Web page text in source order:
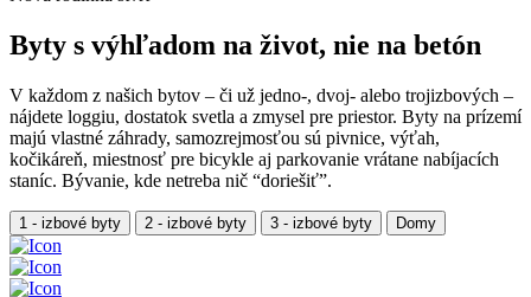
Byty s výhľadom na život, nie na betón
V každom z našich bytov – či už jedno-, dvoj- alebo trojizbových –
nájdete loggiu, dostatok svetla a zmysel pre priestor. Byty na prízemí
majú vlastné záhrady, samozrejmosťou sú pivnice, výťah,
kočikáreň, miestnosť pre bicykle aj parkovanie vrátane nabíjacích
staníc. Bývanie, kde netreba nič “doriešiť”.
1 - izbové byty 2 - izbové byty 3 - izbové byty Domy